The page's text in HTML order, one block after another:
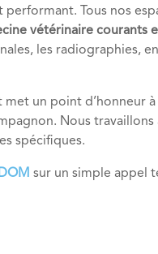
Tous nos
vétérinaire courants
les radiographies,
un point d’honneur à
Nous travaillons
spécifiques.
sur un simple appel